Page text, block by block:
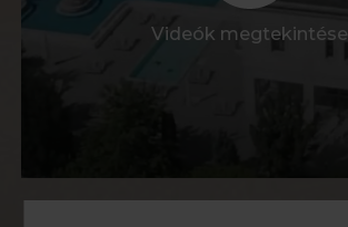
Videók megtekintése